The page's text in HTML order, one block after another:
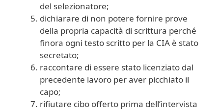
del selezionatore;
dichiarare di non potere fornire prove
della propria capacità di scrittura perché
finora ogni testo scritto per la CIA è stato
secretato;
raccontare di essere stato licenziato dal
precedente lavoro per aver picchiato il
capo;
rifiutare cibo offerto prima dell’intervista